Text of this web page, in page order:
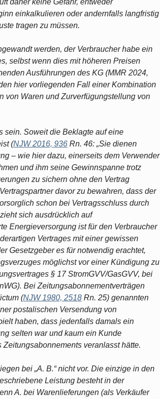
daher keine Gefahr, entweder
einkalkulieren oder andernfalls langfristig
tragen zu müssen.
werden, der Verbraucher habe ein
selbst wenn dies mit höheren Preisen
Ausführungen des KG (MMR 2024,
hier vorliegenden Fall einer Kombination
von Waren und Zurverfügungstellung von
sein. Soweit die Beklagte auf eine
(NJW 2016, 936 Rn. 46: „Sie dienen
– wie hier dazu, einerseits dem Verwender
und ihm seine Gewinnspanne trotz
zu sichern ohne den Vertrag
davor zu bewahren, dass der
schon bei Vertragsschluss durch
sich ausdrücklich auf
Energieversorgung ist für den Verbraucher
Vertrages mit einer gewissen
Gesetzgeber es für notwendig erachtet,
möglichst vor einer Kündigung zu
§ 17 StromGVV/GasGVV, bei
Bei Zeitungsabonnementverträgen
(NJW 1980, 2518 Rn. 25) genannten
postalischen Versendung von
haben, dass jedenfalls damals ein
selten war und kaum ein Kunde
veranlasst hätte.
bei „A. B.“ nicht vor. Die einzige in den
Leistung besteht in der
A. bei Warenlieferungen (als Verkäufer